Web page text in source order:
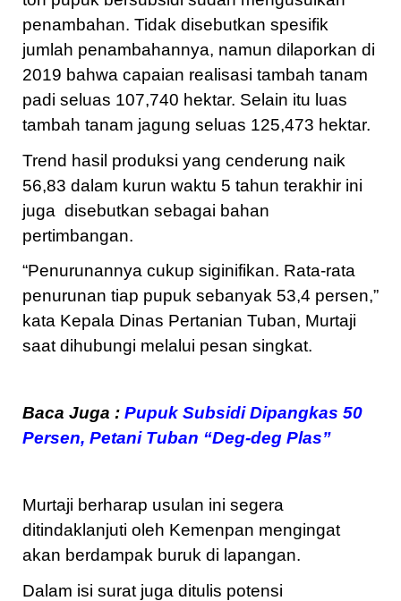
penambahan. Tidak disebutkan spesifik
jumlah penambahannya, namun dilaporkan di
2019 bahwa capaian realisasi tambah tanam
padi seluas 107,740 hektar. Selain itu luas
tambah tanam jagung seluas 125,473 hektar.
Trend hasil produksi yang cenderung naik
56,83 dalam kurun waktu 5 tahun terakhir ini
juga disebutkan sebagai bahan
pertimbangan.
“Penurunannya cukup siginifikan. Rata-rata
penurunan tiap pupuk sebanyak 53,4 persen,”
kata Kepala Dinas Pertanian Tuban, Murtaji
saat dihubungi melalui pesan singkat.
Baca Juga : Pupuk Subsidi Dipangkas 50
Persen, Petani Tuban “Deg-deg Plas”
Murtaji berharap usulan ini segera
ditindaklanjuti oleh Kemenpan mengingat
akan berdampak buruk di lapangan.
Dalam isi surat juga ditulis potensi